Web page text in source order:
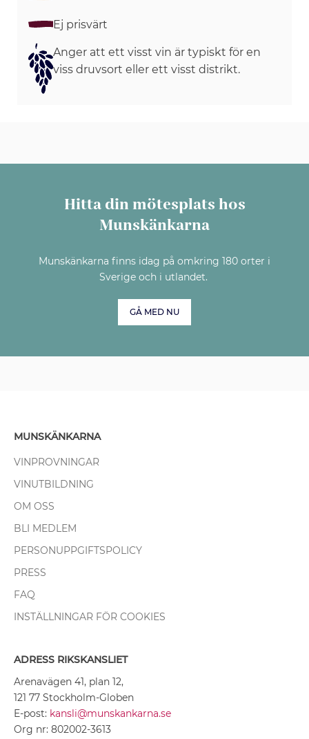
Ej prisvärt
Anger att ett visst vin är typiskt för en
viss druvsort eller ett visst distrikt.
Hitta din mötesplats hos
Munskänkarna
Munskänkarna finns idag på omkring 180 orter i
Sverige och i utlandet.
GÅ MED NU
MUNSKÄNKARNA
VINPROVNINGAR
VINUTBILDNING
OM OSS
BLI MEDLEM
PERSONUPPGIFTSPOLICY
PRESS
FAQ
INSTÄLLNINGAR FÖR COOKIES
ADRESS RIKSKANSLIET
Arenavägen 41, plan 12,
121 77 Stockholm-Globen
E-post: kansli@munskankarna.se
Org nr: 802002-3613